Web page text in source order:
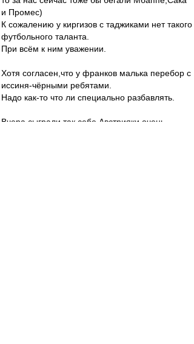
и Промес)
К сожалению у киргизов с таджиками нет такого
футбольного таланта.
При всём к ним уважении.
Хотя согласен,что у франков малька перебор с
иссиня-чёрными ребятами.
Надо как-то что ли специально разбавлять.
Вчера сыграли так себе.Австрияки очень